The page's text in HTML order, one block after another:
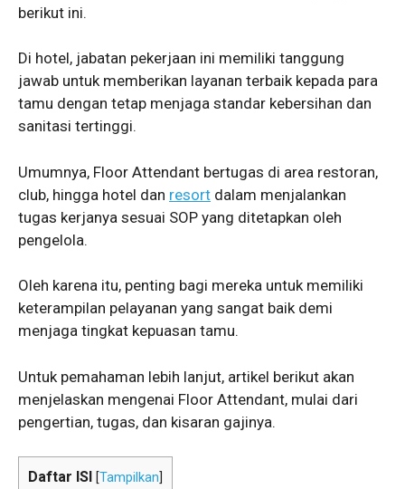
berikut ini.
Di hotel, jabatan pekerjaan ini memiliki tanggung
jawab untuk memberikan layanan terbaik kepada para
tamu dengan tetap menjaga standar kebersihan dan
sanitasi tertinggi.
Umumnya, Floor Attendant bertugas di area restoran,
club, hingga hotel dan resort dalam menjalankan
tugas kerjanya sesuai SOP yang ditetapkan oleh
pengelola.
Oleh karena itu, penting bagi mereka untuk memiliki
keterampilan pelayanan yang sangat baik demi
menjaga tingkat kepuasan tamu.
Untuk pemahaman lebih lanjut, artikel berikut akan
menjelaskan mengenai Floor Attendant, mulai dari
pengertian, tugas, dan kisaran gajinya.
Daftar ISI [Tampilkan